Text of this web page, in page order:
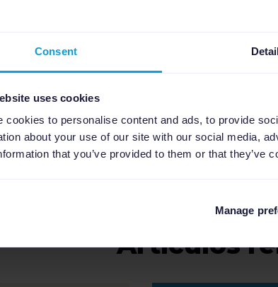
Consent
uses cookies
cookies to personalise content and ads, to provide
about your use of our site with our social media,
that you’ve provided to them or that they’ve
Manage
de mejorar. Motivado por ayudar a otros a
de todo el mundo a través de su
otros idiomas: EN , DE, FR.
Artículos